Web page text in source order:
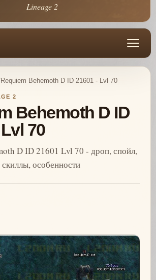
Lineage 2
Requiem Behemoth D ID 21601 - Lvl 70
2
Behemoth D ID
70
D ID 21601 Lvl 70 - дроп, спойл,
особенности